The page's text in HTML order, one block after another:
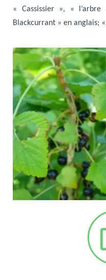
« Cassissier », « l’arbre
Blackcurrant » en anglais;